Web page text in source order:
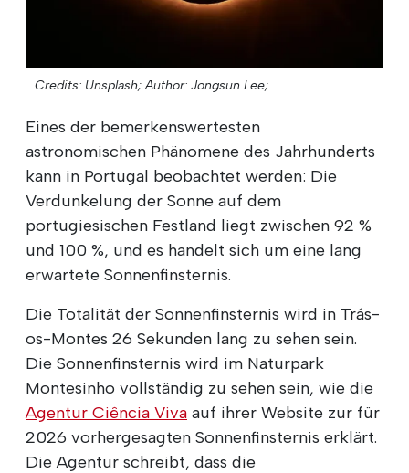
Credits: Unsplash; Author: Jongsun Lee;
Eines der bemerkenswertesten
astronomischen Phänomene des Jahrhunderts
kann in Portugal beobachtet werden: Die
Verdunkelung der Sonne auf dem
portugiesischen Festland liegt zwischen 92 %
und 100 %, und es handelt sich um eine lang
erwartete Sonnenfinsternis.
Die Totalität der Sonnenfinsternis wird in Trás-
os-Montes 26 Sekunden lang zu sehen sein.
Die Sonnenfinsternis wird im Naturpark
Montesinho vollständig zu sehen sein, wie die
Agentur Ciência Viva auf ihrer Website zur für
2026 vorhergesagten Sonnenfinsternis erklärt.
Die Agentur schreibt, dass die